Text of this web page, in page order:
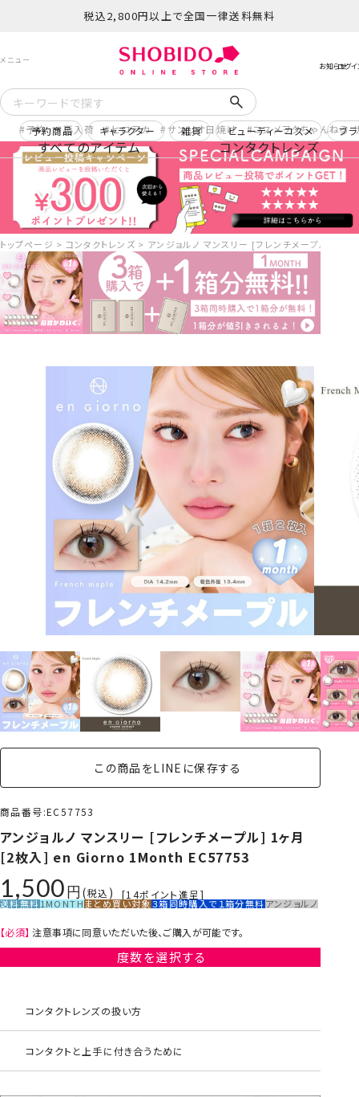
税込2,800円以上で全国一律送料無料
予約 再入荷 ヒロアカ サンリオ日焼け コスメヲタちゃんねる
すべてのアイテム コンタクトレンズ
予約商品 キャラクター 雑貨 ビューティーコスメ ブ
トップページ コンタクトレンズ アンジョルノ マンスリー [フレンチメープル]
この商品をLINEに保存する
商品番号 EC57753
アンジョルノ マンスリー [フレンチメープル] 1ヶ月
[2枚入] en Giorno 1Month EC57753
1,500 税込 [14ポイント進呈]
送料無料1MONTHまとめ買い対象３箱同時購入で１箱分無料アンジョルノ
【必須】 注意事項に同意いただいた後、ご購入が可能です。
度数を選択する
コンタクトレンズの扱い方
コンタクトと上手に付き合うために